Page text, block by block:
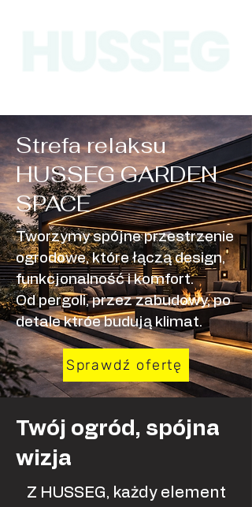
Strefa relaksu
HUSSEG GARDEN
SPACE
Tworzymy spójne przestrzenie
ogrodowe, które łączą design,
funkcjonalność i komfort.
Od pergoli, przez zabudowy, po
detale ktróe budują klimat.
Sprawdź ofertę
Twój ogród, spójna
wizja
Z HUSSEG, każdy element